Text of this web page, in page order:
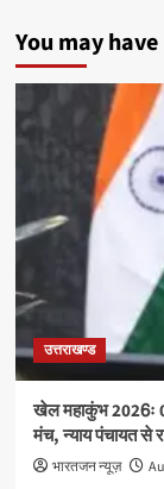
You may
उत्तराखण्ड
खेल महाकुंभ 2026ः
मंच, न्याय पंचायत से
भारतजन न्यूज़